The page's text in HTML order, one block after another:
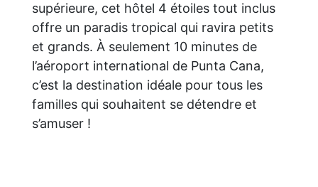
supérieure, cet hôtel 4 étoiles tout inclus
offre un paradis tropical qui ravira petits
et grands. À seulement 10 minutes de
l’aéroport international de Punta Cana,
c’est la destination idéale pour tous les
familles qui souhaitent se détendre et
s’amuser !